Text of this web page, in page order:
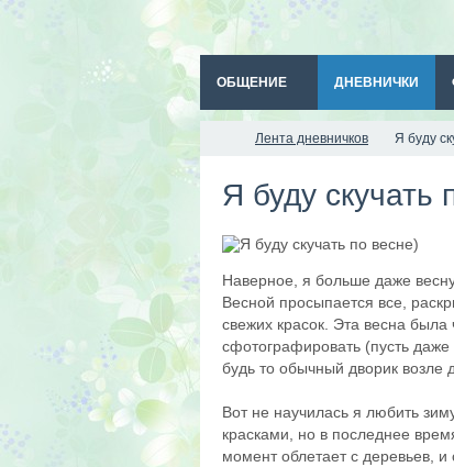
ОБЩЕНИЕ ДНЕВНИЧКИ
Лента дневничков Я буду
Я буду скучать
Наверное, я больше даже
Весной просыпается все,
свежих красок. Эта весна
сфотографировать (пусть
будь то обычный дворик возле
Вот не научилась я любить
красками, но в последнее
момент облетает с деревьев,